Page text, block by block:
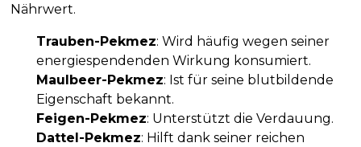
Nährwert.
Trauben-Pekmez: Wird häufig wegen seiner
energiespendenden Wirkung konsumiert.
Maulbeer-Pekmez: Ist für seine blutbildende
Eigenschaft bekannt.
Feigen-Pekmez: Unterstützt die Verdauung.
Dattel-Pekmez: Hilft dank seiner reichen